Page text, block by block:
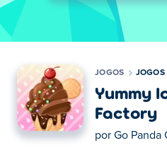
JOGOS
Yummy
Factory
por Go Panda